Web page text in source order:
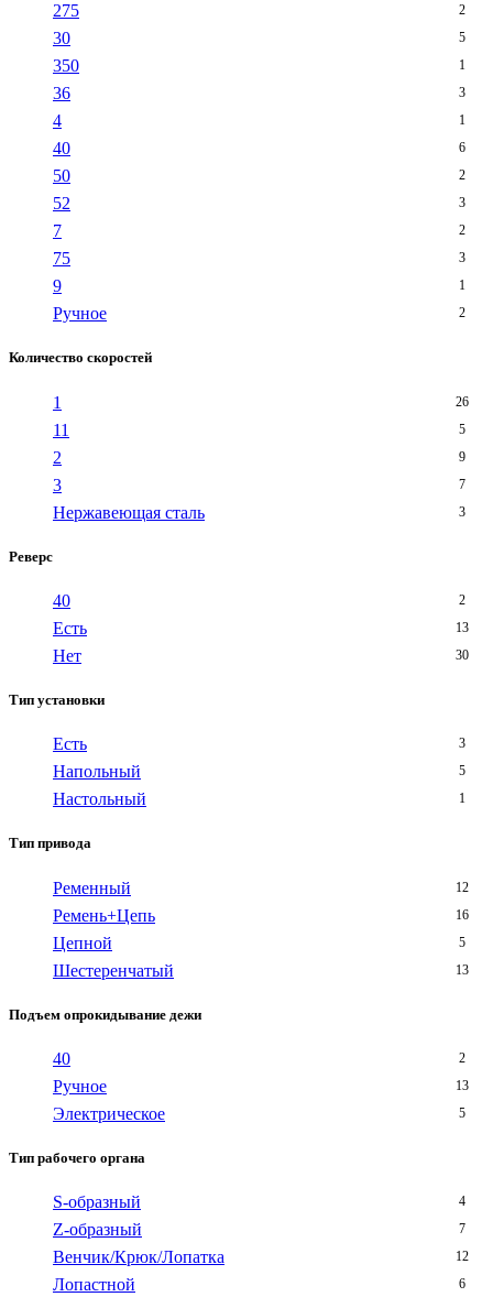
275 2
30 5
350 1
36 3
4 1
40 6
50 2
52 3
7 2
75 3
9 1
Ручное 2
Количество скоростей
1 26
11 5
2 9
3 7
Нержавеющая сталь 3
Реверс
40 2
Есть 13
Нет 30
Тип установки
Есть 3
Напольный 5
Настольный 1
Тип привода
Ременный 12
Ремень+Цепь 16
Цепной 5
Шестеренчатый 13
Подъем опрокидывание дежи
40 2
Ручное 13
Электрическое 5
Тип рабочего органа
S-образный 4
Z-образный 7
Венчик/Крюк/Лопатка 12
Лопастной 6